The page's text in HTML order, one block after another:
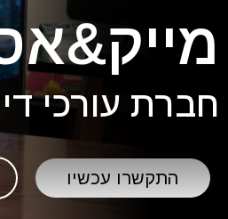
חברת עורכי
התקשרו עכשיו